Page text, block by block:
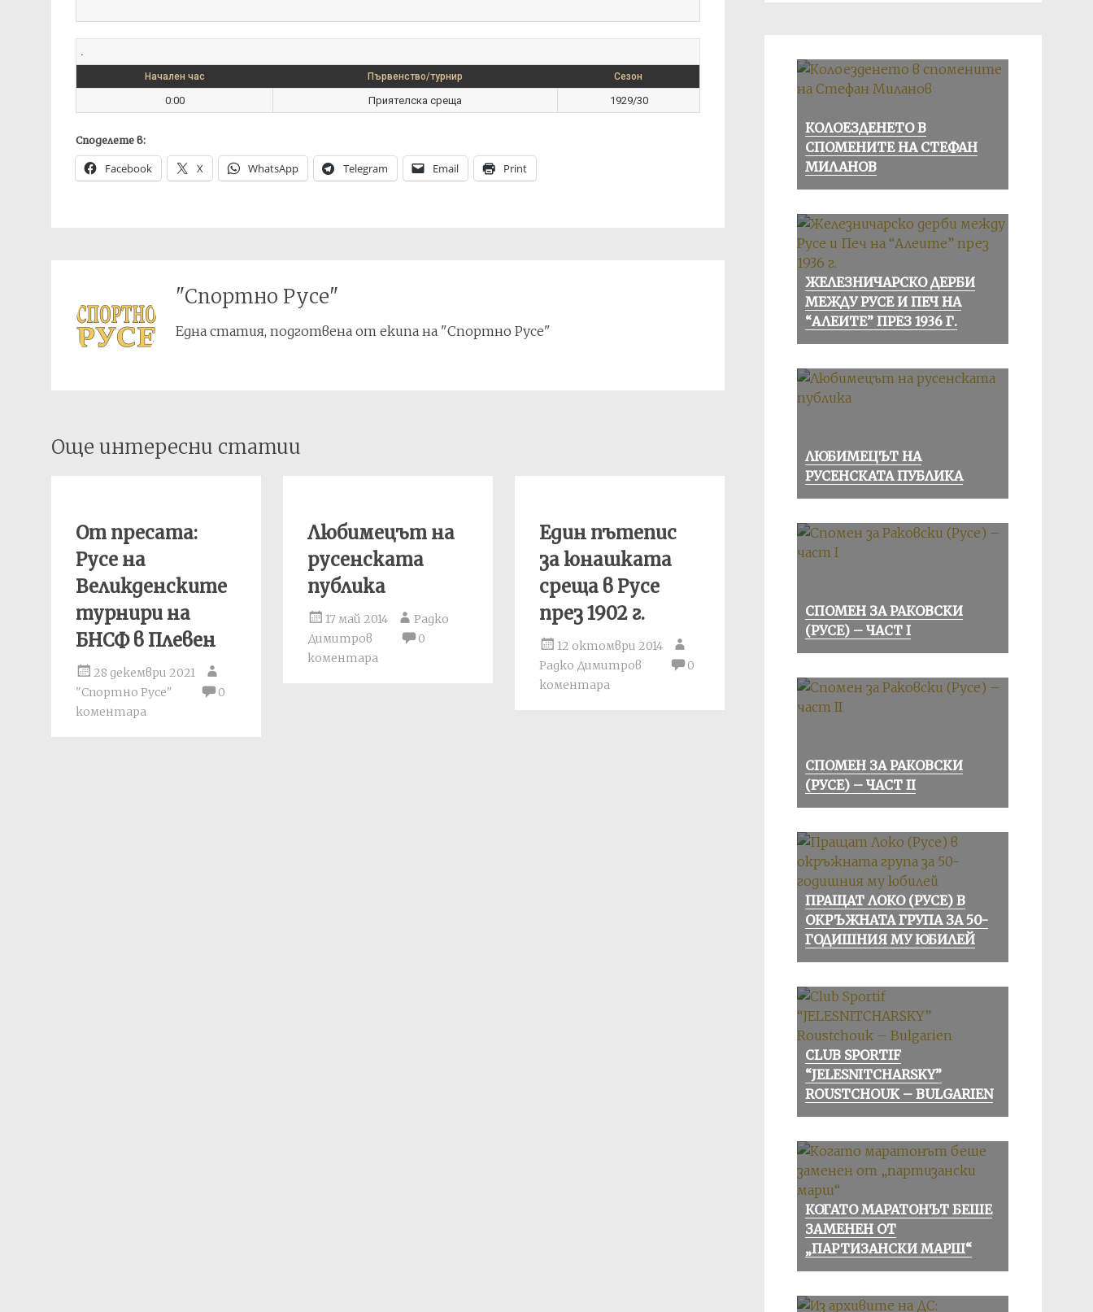
.
Начален час Първенство/турнир Сезон
0:00 Приятелска среща 1929/30
Споделете в:
Facebook X WhatsApp Telegram Email Print
"Спортно Русе"
Една статия, подготвена от екипа на "Спортно Русе"
Post
navigation
Още интересни статии
От пресата:
Русе на
Великденските
турнири на
БНСФ в Плевен
28 декември 2021
"Спортно Русе"
0
коментара
Любимецът на
русенската
публика
17 май 2014
Радко
Димитров
0
коментара
Един пътепис
за юнашката
среща в Русе
през 1902 г.
12 октомври 2014
Радко Димитров
0
коментара
КОЛОЕЗДЕНЕТО В
СПОМЕНИТЕ НА СТЕФАН
МИЛАНОВ
ЖЕЛЕЗНИЧАРСКО ДЕРБИ
МЕЖДУ РУСЕ И ПЕЧ НА
“АЛЕИТЕ” ПРЕЗ 1936 Г.
ЛЮБИМЕЦЪТ НА
РУСЕНСКАТА ПУБЛИКА
СПОМЕН ЗА РАКОВСКИ
(РУСЕ) – ЧАСТ I
СПОМЕН ЗА РАКОВСКИ
(РУСЕ) – ЧАСТ II
ПРАЩАТ ЛОКО (РУСЕ) В
ОКРЪЖНАТА ГРУПА ЗА 50-
ГОДИШНИЯ МУ ЮБИЛЕЙ
CLUB SPORTIF
“JELESNITCHARSKY”
ROUSTCHOUK – BULGARIEN
КОГАТО МАРАТОНЪТ БЕШЕ
ЗАМЕНЕН ОТ
„ПАРТИЗАНСКИ МАРШ“